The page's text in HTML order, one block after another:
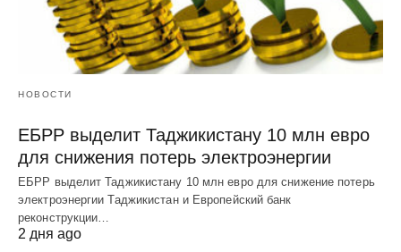
НОВОСТИ
ЕБРР выделит Таджикистану 10 млн евро
для снижения потерь электроэнергии
ЕБРР выделит Таджикистану 10 млн евро для снижение потерь
электроэнергии Таджикистан и Европейский банк
реконструкции…
2 дня ago